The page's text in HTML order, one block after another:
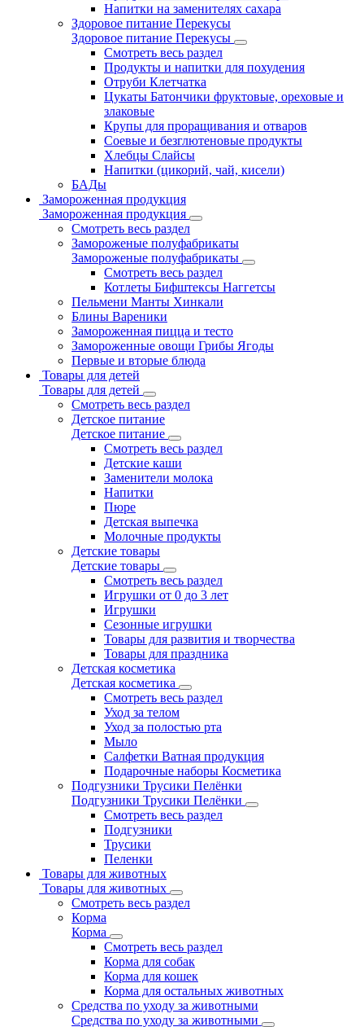
Напитки на заменителях сахара
Здоровое питание Перекусы
Здоровое питание Перекусы
Смотреть весь раздел
Продукты и напитки для похудения
Отруби Клетчатка
Цукаты Батончики фруктовые, ореховые и
злаковые
Крупы для проращивания и отваров
Соевые и безглютеновые продукты
Хлебцы Слайсы
Напитки (цикорий, чай, кисели)
БАДы
Замороженная продукция
Замороженная продукция
Смотреть весь раздел
Замороженые полуфабрикаты
Замороженые полуфабрикаты
Смотреть весь раздел
Котлеты Бифштексы Наггетсы
Пельмени Манты Хинкали
Блины Вареники
Замороженная пицца и тесто
Замороженные овощи Грибы Ягоды
Первые и вторые блюда
Товары для детей
Товары для детей
Смотреть весь раздел
Детское питание
Детское питание
Смотреть весь раздел
Детские каши
Заменители молока
Напитки
Пюре
Детская выпечка
Молочные продукты
Детские товары
Детские товары
Смотреть весь раздел
Игрушки от 0 до 3 лет
Игрушки
Сезонные игрушки
Товары для развития и творчества
Товары для праздника
Детская косметика
Детская косметика
Смотреть весь раздел
Уход за телом
Уход за полостью рта
Мыло
Салфетки Ватная продукция
Подарочные наборы Косметика
Подгузники Трусики Пелёнки
Подгузники Трусики Пелёнки
Смотреть весь раздел
Подгузники
Трусики
Пеленки
Товары для животных
Товары для животных
Смотреть весь раздел
Корма
Корма
Смотреть весь раздел
Корма для собак
Корма для кошек
Корма для остальных животных
Средства по уходу за животными
Средства по уходу за животными